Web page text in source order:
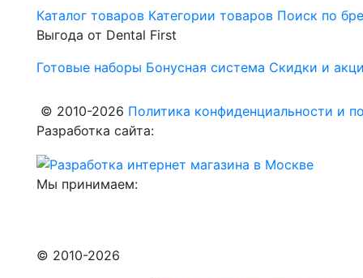
Каталог товаров Категории товаров Поиск по
Выгода от Dental First
Готовые наборы Бонусная система Скидки и
© 2010-2026 Политика конфиденциальности и
Разработка сайта:
Мы принимаем:
© 2010-2026